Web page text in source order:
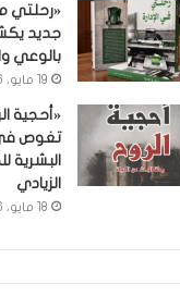
«رحلتي
جديد
بالوعي
19 مايو، 2026
«أحجية
تغوص
البشرية
الزيادي
18 مايو، 2026